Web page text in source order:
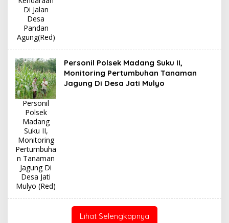
Di Jalan
Desa
Pandan
Agung(Red)
Personil
Polsek
Madang
Suku II,
Monitoring
Pertumbuha
n Tanaman
Jagung Di
Desa Jati
Mulyo (Red)
Personil Polsek Madang Suku II,
Monitoring Pertumbuhan Tanaman
Jagung Di Desa Jati Mulyo
Lihat Selengkapnya